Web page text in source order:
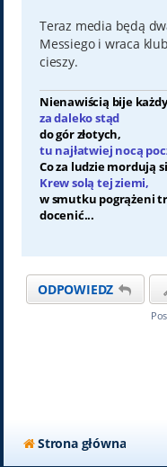
Teraz media będą
Messiego i wraca
cieszy.
Nienawiścią bije
za daleko stąd
do gór złotych,
tu najłatwiej nocą
Co za ludzie mordują
Krew solą tej ziemi,
w smutku pogrążeni
docenić...
ODPOWIEDZ
Strona główna